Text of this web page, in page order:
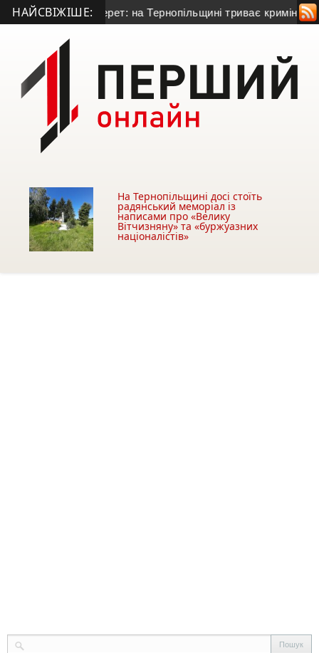
НАЙСВІЖІШЕ:Серет: на Тернопільщині триває кримінальне
На Тернопільщині досі стоїть
радянський меморіал із
написами про «Велику
Вітчизняну» та «буржуазних
націоналістів»